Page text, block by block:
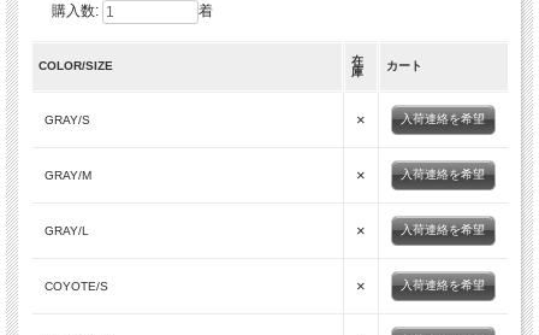
購入数: 着
COLOR/SIZE
在
庫
カート
GRAY/S × 入荷連絡を希望
GRAY/M × 入荷連絡を希望
GRAY/L × 入荷連絡を希望
COYOTE/S × 入荷連絡を希望